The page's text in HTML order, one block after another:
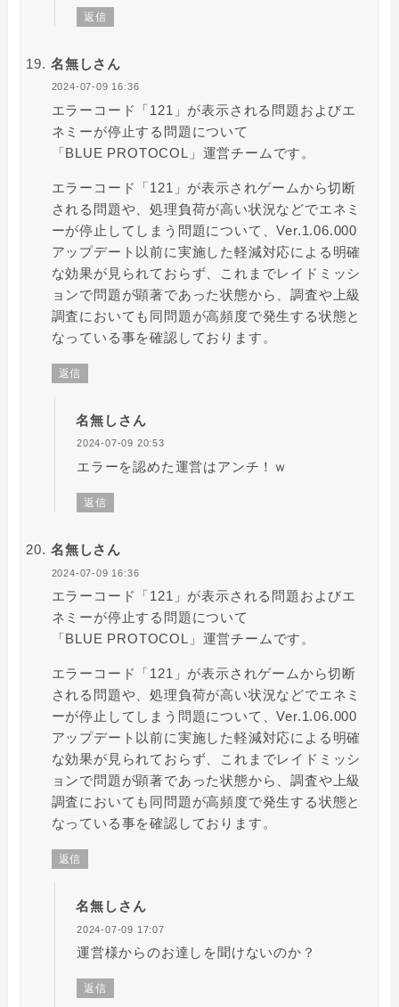
返信
名無しさん
2024-07-09 16:36
エラーコード「121」が表示される問題およびエ
ネミーが停止する問題について
「BLUE PROTOCOL」運営チームです。
エラーコード「121」が表示されゲームから切断
される問題や、処理負荷が高い状況などでエネミ
ーが停止してしまう問題について、Ver.1.06.000
アップデート以前に実施した軽減対応による明確
な効果が見られておらず、これまでレイドミッシ
ョンで問題が顕著であった状態から、調査や上級
調査においても同問題が高頻度で発生する状態と
なっている事を確認しております。
返信
名無しさん
2024-07-09 20:53
エラーを認めた運営はアンチ！ｗ
返信
名無しさん
2024-07-09 16:36
エラーコード「121」が表示される問題およびエ
ネミーが停止する問題について
「BLUE PROTOCOL」運営チームです。
エラーコード「121」が表示されゲームから切断
される問題や、処理負荷が高い状況などでエネミ
ーが停止してしまう問題について、Ver.1.06.000
アップデート以前に実施した軽減対応による明確
な効果が見られておらず、これまでレイドミッシ
ョンで問題が顕著であった状態から、調査や上級
調査においても同問題が高頻度で発生する状態と
なっている事を確認しております。
返信
名無しさん
2024-07-09 17:07
運営様からのお達しを聞けないのか？
返信